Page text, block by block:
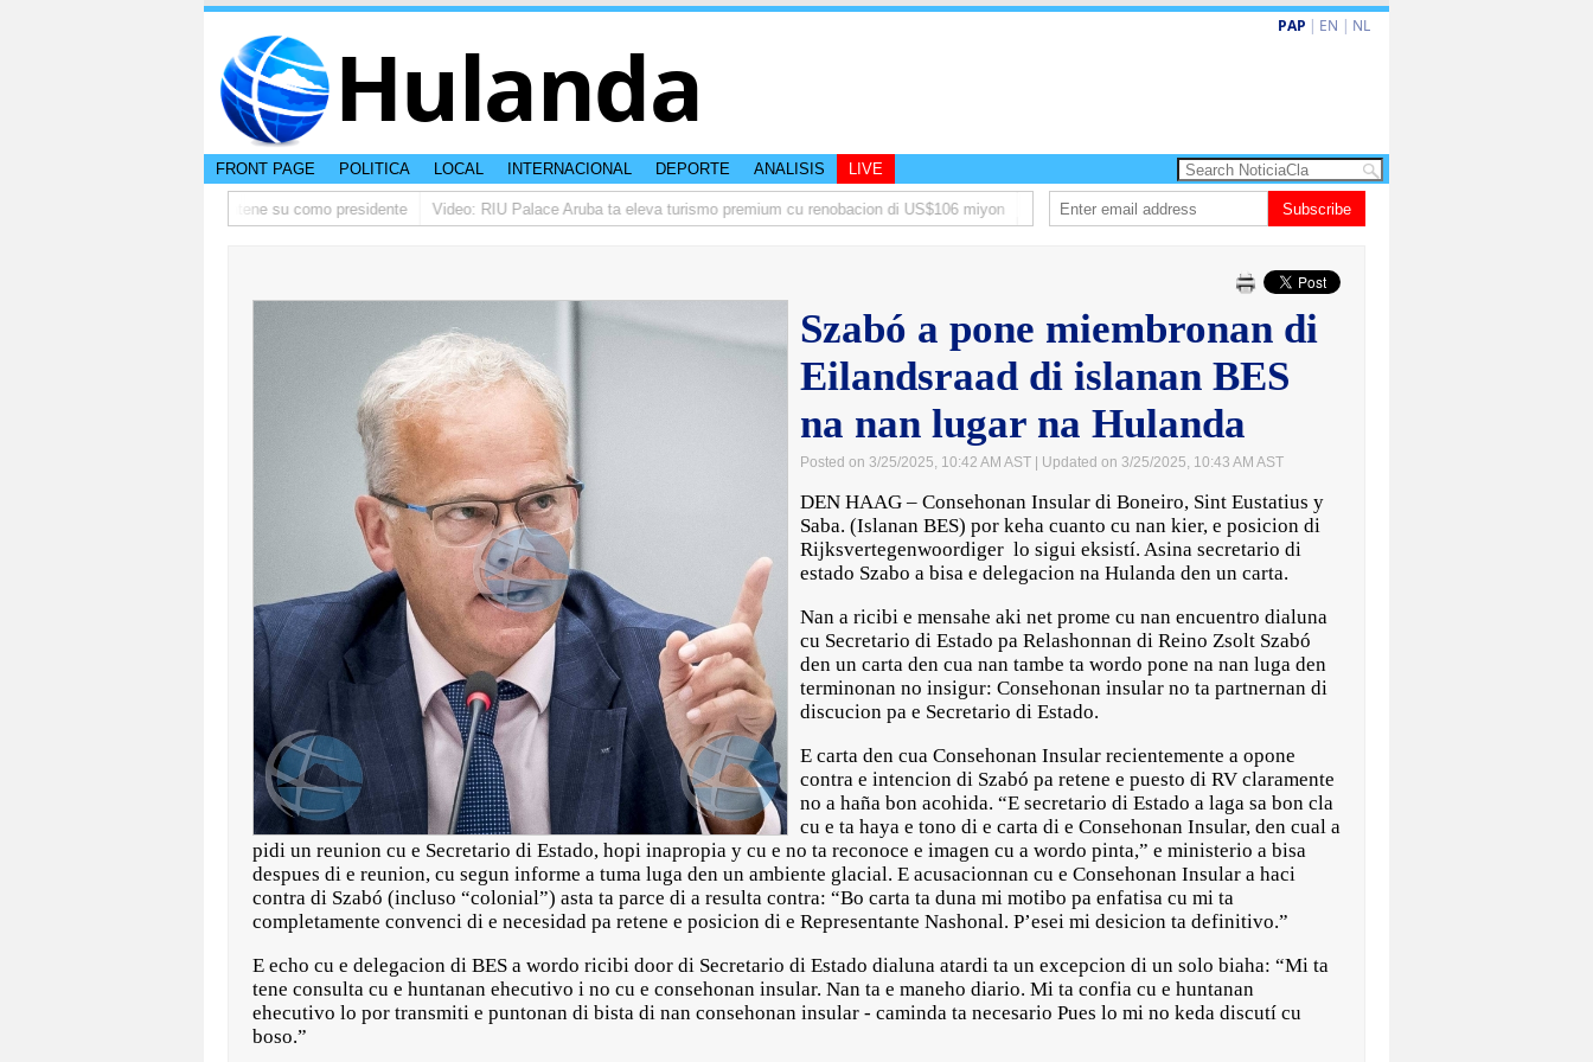
Hulanda PAP | EN | NL
FRONT PAGE POLITICA LOCAL INTERNACIONAL DEPORTE ANALISIS LIVE
ta pidi disculpa, y FIFA ta mantene su como presidente Video: RIU Palace Aruba ta eleva turismo premium cu renobacion di US$106 miyon Aruba ta enfrenta Sur Korea den duelo di pitcheo
Subscribe
Szabó a pone miembronan di
Eilandsraad di islanan BES
na nan lugar na Hulanda
Posted on 3/25/2025, 10:42 AM AST | Updated on 3/25/2025, 10:43 AM AST
DEN HAAG – Consehonan Insular di Boneiro, Sint Eustatius y
Saba. (Islanan BES) por keha cuanto cu nan kier, e posicion di
Rijksvertegenwoordiger lo sigui eksistí. Asina secretario di
estado Szabo a bisa e delegacion na Hulanda den un carta.
Nan a ricibi e mensahe aki net prome cu nan encuentro dialuna
cu Secretario di Estado pa Relashonnan di Reino Zsolt Szabó
den un carta den cua nan tambe ta wordo pone na nan luga den
terminonan no insigur: Consehonan insular no ta partnernan di
discucion pa e Secretario di Estado.
E carta den cua Consehonan Insular recientemente a opone
contra e intencion di Szabó pa retene e puesto di RV claramente
no a haña bon acohida. “E secretario di Estado a laga sa bon cla
cu e ta haya e tono di e carta di e Consehonan Insular, den cual a
pidi un reunion cu e Secretario di Estado, hopi inapropia y cu e no ta reconoce e imagen cu a wordo pinta,” e ministerio a bisa
despues di e reunion, cu segun informe a tuma luga den un ambiente glacial. E acusacionnan cu e Consehonan Insular a haci
contra di Szabó (incluso “colonial”) asta ta parce di a resulta contra: “Bo carta ta duna mi motibo pa enfatisa cu mi ta
completamente convenci di e necesidad pa retene e posicion di e Representante Nashonal. P’esei mi desicion ta definitivo.”
E echo cu e delegacion di BES a wordo ricibi door di Secretario di Estado dialuna atardi ta un excepcion di un solo biaha: “Mi ta
tene consulta cu e huntanan ehecutivo i no cu e consehonan insular. Nan ta e maneho diario. Mi ta confia cu e huntanan
ehecutivo lo por transmiti e puntonan di bista di nan consehonan insular - caminda ta necesario Pues lo mi no keda discutí cu
boso.”